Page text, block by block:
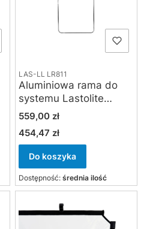
LAS-LL LR811
Aluminiowa rama do
systemu Lastolite
Skylite Rapid small 1.1 x
1.1 m
Cena
559,00 zł
Cena
454,47 zł
Do koszyka
Dostępność: średnia ilość